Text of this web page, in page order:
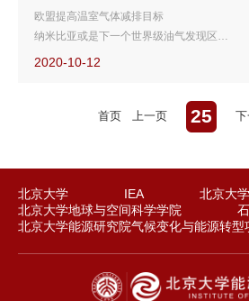
欧盟提高温室气体减排目标
纳米比亚或是下一个世界级油气发现区
区块链助力分布式可再生能源发展
2020-10-12
首页 上一页 25
北京大学 IEA
北京大
北京大学地球与空间科学学院
北京大学能源研究院气候变化与能源转型